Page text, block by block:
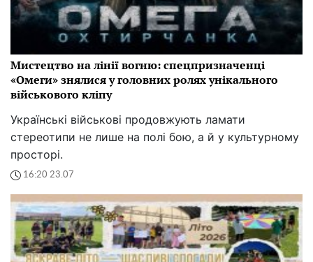
Мистецтво на лінії вогню: спецпризначенці
«Омеги» знялися у головних ролях унікального
військового кліпу
Українські військові продовжують ламати
стереотипи не лише на полі бою, а й у культурному
просторі.
16:20 23.07